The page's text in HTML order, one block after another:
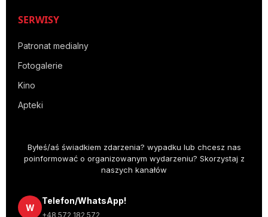
SERWISY
Patronat medialny
Fotogalerie
Kino
Apteki
Byłeś/aś świadkiem zdarzenia? wypadku lub chcesz nas
poinformować o organizowanym wydarzeniu? Skorzystaj z
naszych kanałów
W
Telefon/WhatsApp!
+48 572 182 572